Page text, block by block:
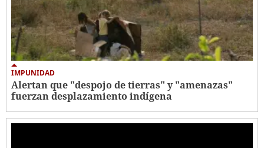
IMPUNIDAD
Alertan que "despojo de tierras" y "amenazas"
fuerzan desplazamiento indígena